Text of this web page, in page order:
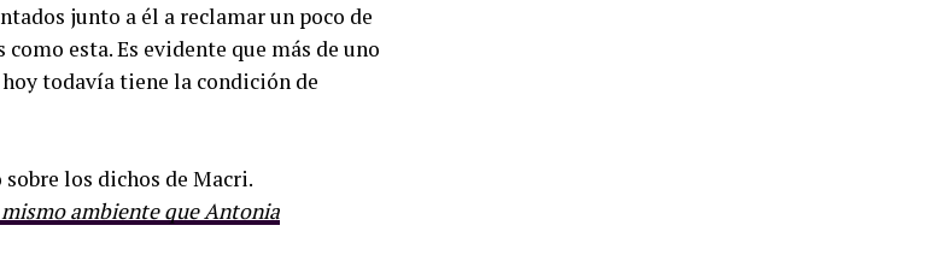
junto a él a reclamar un poco de
esta. Es evidente que más de uno
todavía tiene la condición de
los dichos de Macri.
ambiente que Antonia